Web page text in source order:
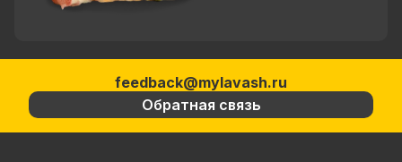
feedback@mylavash.ru
Обратная связь